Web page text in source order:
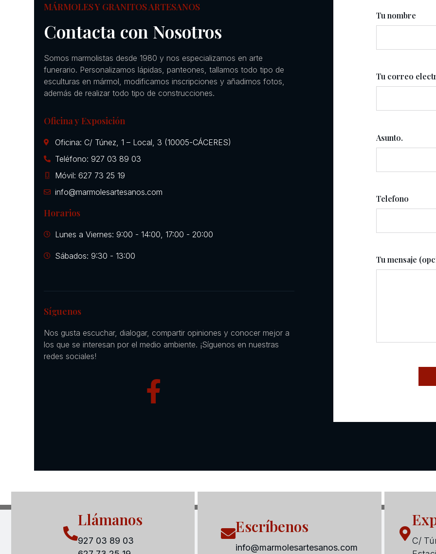
MÁRMOLES Y GRANITOS ARTESANOS
Contacta con Nosotros
Somos marmolistas desde 1980 y nos especializamos en arte
funerario. Personalizamos lápidas, panteones, tallamos todo tipo de
esculturas en mármol, modificamos inscripciones y añadimos fotos,
además de realizar todo tipo de construcciones.
Oficina y Exposición
Oficina: C/ Túnez, 1 – Local, 3 (10005-CÁCERES)
Teléfono: 927 03 89 03
Móvil: 627 73 25 19
info@marmolesartesanos.com
Horarios
Lunes a Viernes: 9:00 - 14:00, 17:00 - 20:00
Sábados: 9:30 - 13:00
Síguenos
Nos gusta escuchar, dialogar, compartir opiniones y conocer mejor a
los que se interesan por el medio ambiente. ¡Síguenos en nuestras
redes sociales!
Tu nombre
Tu correo
Asunto.
Telefono
Tu mensaje
Llámanos
927 03 89 03
Escríbenos
info@marmolesartesanos.com
C/